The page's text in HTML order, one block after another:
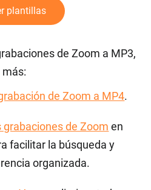
plantillas
de Zoom a MP3,
de Zoom a MP4.
de Zoom en
facilitar la búsqueda y
organizada.